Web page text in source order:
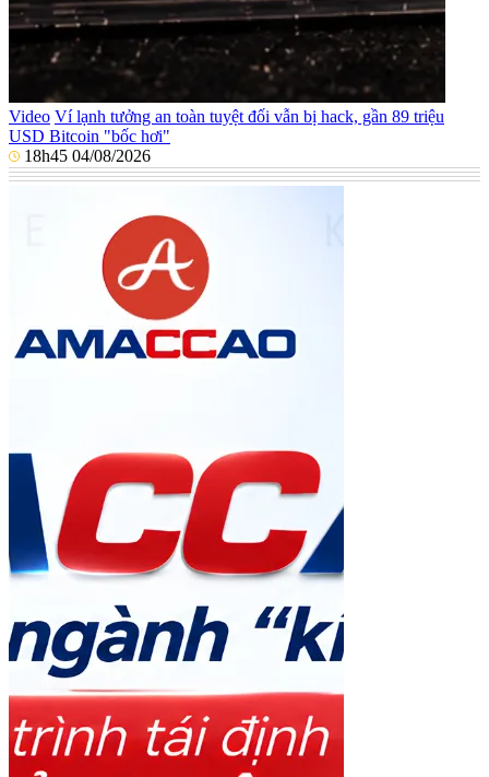
Video Ví lạnh tưởng an toàn tuyệt đối vẫn bị hack, gần 89 triệu
USD Bitcoin "bốc hơi"
18h45 04/08/2026